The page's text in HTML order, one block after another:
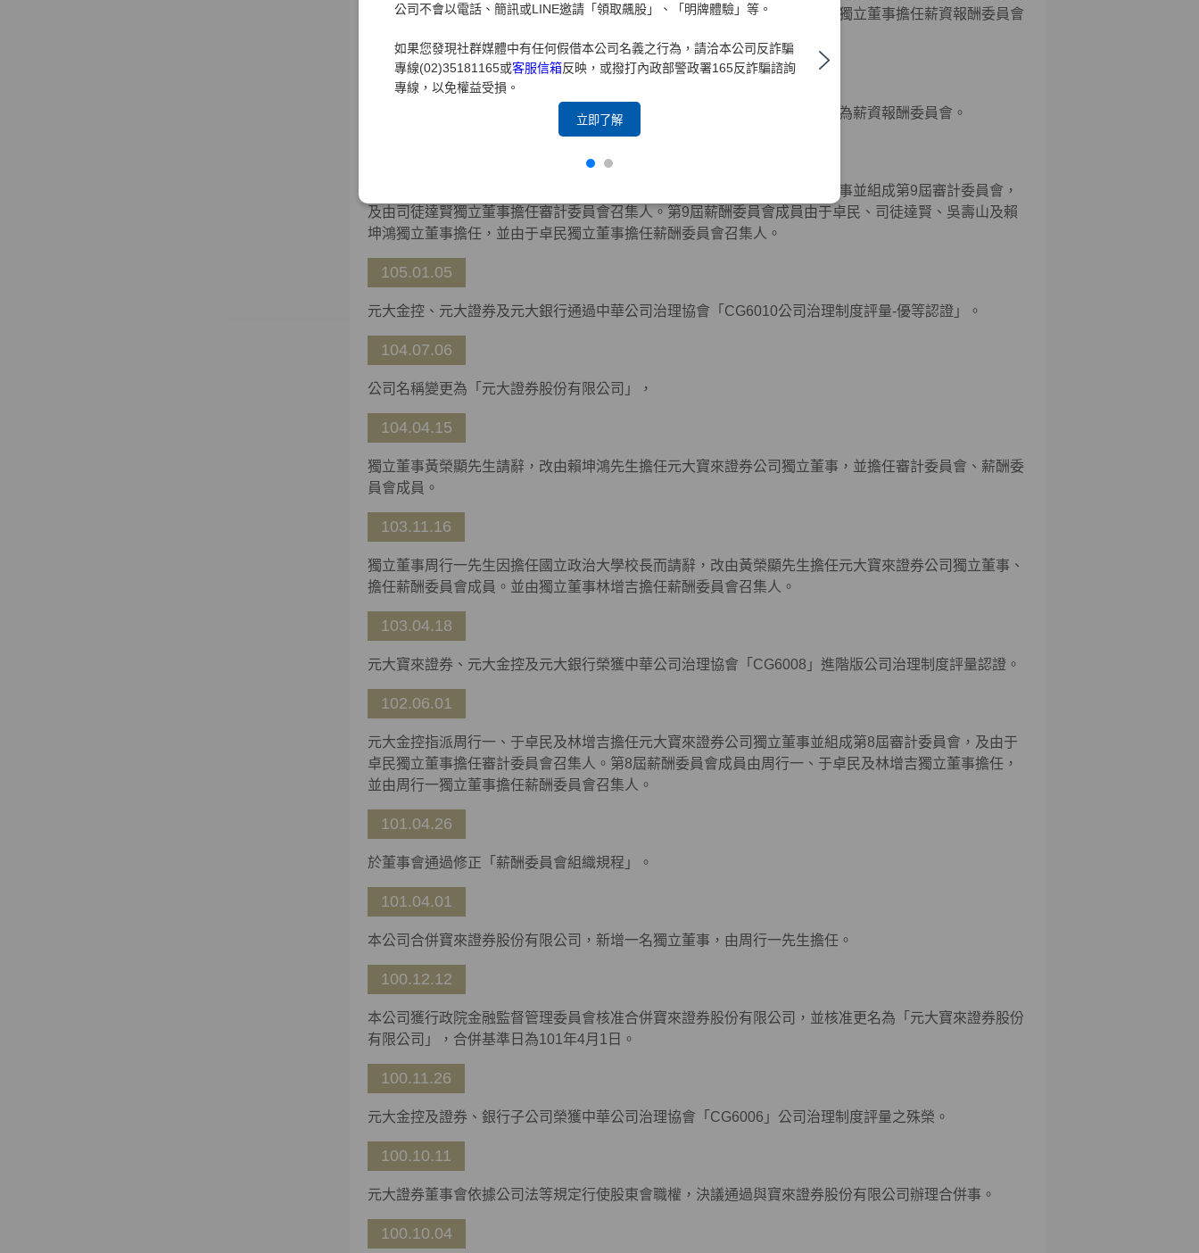
公司不會以電話、簡訊或LINE邀請「領取飆股」、「明牌體驗」等。
如果您發現社群媒體中有任何假借本公司名義之行為，請洽本公司反詐騙
專線(02)35181165或客服信箱反映，或撥打內政部警政署165反詐騙諮詢
專線，以免權益受損。
立即了解
會、薪資報酬委員會成員。于卓民獨立董事擔任審計委員會召集人、洪慶山獨立董事擔任薪資報酬委員會
106.02.23
本公司董事會通過修正「薪資報酬委員會組織規程」，薪酬委員會名稱變更為薪資報酬委員會。
元大金控指派于卓民、司徒達賢、吳壽山及賴坤鴻擔任元大證券公司獨立董事並組成第9屆審計委員會，
及由司徒達賢獨立董事擔任審計委員會召集人。第9屆薪酬委員會成員由于卓民、司徒達賢、吳壽山及賴
坤鴻獨立董事擔任，並由于卓民獨立董事擔任薪酬委員會召集人。
105.01.05
元大金控、元大證券及元大銀行通過中華公司治理協會「CG6010公司治理制度評量-優等認證」。
104.07.06
公司名稱變更為「元大證券股份有限公司」，
104.04.15
獨立董事黃榮顯先生請辭，改由賴坤鴻先生擔任元大寶來證券公司獨立董事，並擔任審計委員會、薪酬委
員會成員。
103.11.16
獨立董事周行一先生因擔任國立政治大學校長而請辭，改由黃榮顯先生擔任元大寶來證券公司獨立董事、
擔任薪酬委員會成員。並由獨立董事林增吉擔任薪酬委員會召集人。
103.04.18
元大寶來證券、元大金控及元大銀行榮獲中華公司治理協會「CG6008」進階版公司治理制度評量認證。
102.06.01
元大金控指派周行一、于卓民及林增吉擔任元大寶來證券公司獨立董事並組成第8屆審計委員會，及由于
卓民獨立董事擔任審計委員會召集人。第8屆薪酬委員會成員由周行一、于卓民及林增吉獨立董事擔任，
並由周行一獨立董事擔任薪酬委員會召集人。
101.04.26
於董事會通過修正「薪酬委員會組織規程」。
101.04.01
本公司合併寶來證券股份有限公司，新增一名獨立董事，由周行一先生擔任。
100.12.12
本公司獲行政院金融監督管理委員會核准合併寶來證券股份有限公司，並核准更名為「元大寶來證券股份
有限公司」，合併基準日為101年4月1日。
100.11.26
元大金控及證券、銀行子公司榮獲中華公司治理協會「CG6006」公司治理制度評量之殊榮。
100.10.11
元大證券董事會依據公司法等規定行使股東會職權，決議通過與寶來證券股份有限公司辦理合併事。
100.10.04